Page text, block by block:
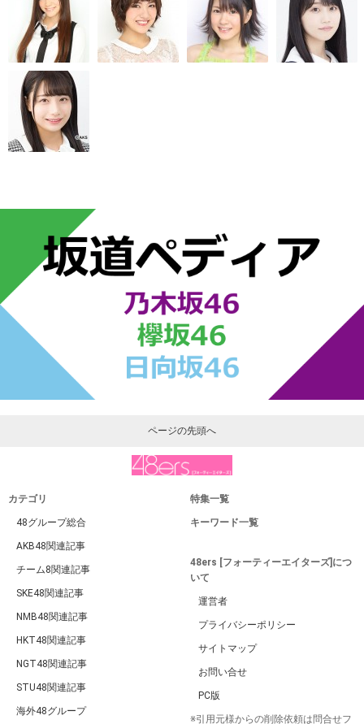
ページの先頭へ
カテゴリ
48グループ総合
AKB48関連記事
チーム8関連記事
SKE48関連記事
NMB48関連記事
HKT48関連記事
NGT48関連記事
STU48関連記事
海外48グループ
特集一覧
キーワード一覧
48ers [フォーティーエイターズ]につ
いて
運営者
プライバシーポリシー
サイトマップ
お問い合せ
PC版
※引用元様からの削除依頼は問合せフ